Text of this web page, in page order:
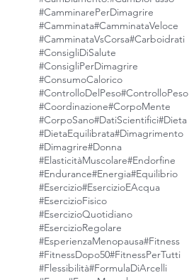
#CamminarePerDimagrire
#Camminata#CamminataVeloce
#CamminataVsCorsa#Carboidrati
#ConsigliDiSalute
#ConsigliPerDimagrire
#ConsumoCalorico
#ControlloDelPeso#ControlloPeso
#Coordinazione#CorpoMente
#CorpoSano#DatiScientifici#Dieta
#DietaEquilibrata#Dimagrimento
#Dimagrire#Donna
#ElasticitàMuscolare#Endorfine
#Endurance#Energia#Equilibrio
#Esercizio#EsercizioEAcqua
#EsercizioFisico
#EsercizioQuotidiano
#EsercizioRegolare
#EsperienzaMenopausa#Fitness
#FitnessDopo50#FitnessPerTutti
#Flessibilità#FormulaDiArcelli